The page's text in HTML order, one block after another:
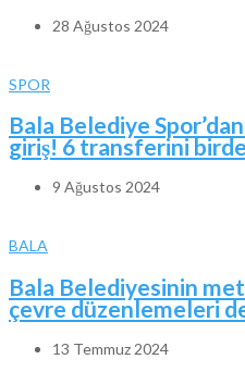
28 Ağustos 2024
SPOR
Bala Belediye
giriş! 6 transferini
9 Ağustos 2024
BALA
Bala Belediyesinin
çevre düzenlemeleri
13 Temmuz 2024